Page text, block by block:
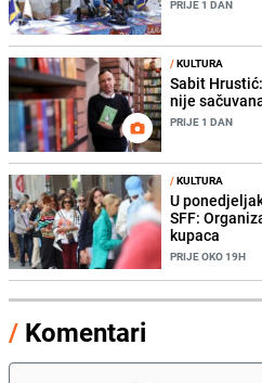
PRIJE 1 DAN
/KULTURA
Sabit
nije
PRIJE 1 DAN
/KULTURA
U
SFF:
kupaca
PRIJE OKO 19H
/ Komentari